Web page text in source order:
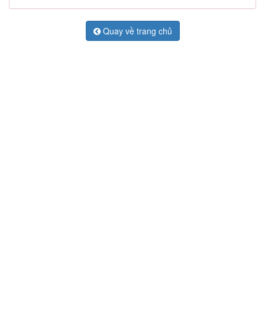
Quay về trang chủ